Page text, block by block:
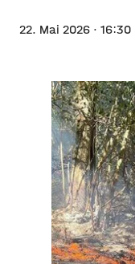
22. Mai 2026 · 16:30